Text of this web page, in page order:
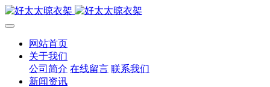
网站首页
关于我们
公司简介 在线留言 联系我们
新闻资讯